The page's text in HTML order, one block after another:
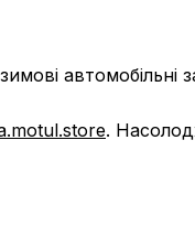
.